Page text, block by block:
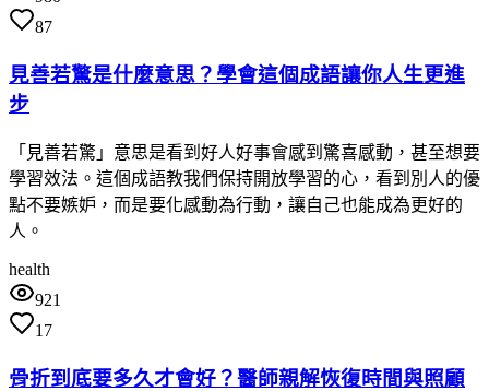
87
見善若驚是什麼意思？學會這個成語讓你人生更進
步
「見善若驚」意思是看到好人好事會感到驚喜感動，甚至想要
學習效法。這個成語教我們保持開放學習的心，看到別人的優
點不要嫉妒，而是要化感動為行動，讓自己也能成為更好的
人。
health
921
17
骨折到底要多久才會好？醫師親解恢復時間與照顧